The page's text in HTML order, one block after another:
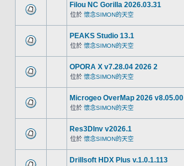
Filou NC Gorilla 2026.03.31
位於 懷念SIMON的天空
PEAKS Studio 13.1
位於 懷念SIMON的天空
OPORA X v7.28.04 2026 2
位於 懷念SIMON的天空
Microgeo OverMap 2026 v8.05.00
位於 懷念SIMON的天空
Res3DInv v2026.1
位於 懷念SIMON的天空
Drillsoft HDX Plus v.1.0.1.113